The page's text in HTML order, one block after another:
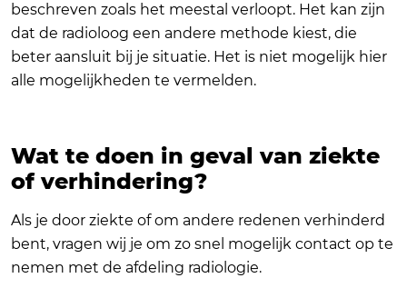
beschreven zoals het meestal verloopt. Het kan zijn
dat de radioloog een andere methode kiest, die
beter aansluit bij je situatie. Het is niet mogelijk hier
alle mogelijkheden te vermelden.
Wat te doen in geval van ziekte
of verhindering?
Als je door ziekte of om andere redenen verhinderd
bent, vragen wij je om zo snel mogelijk contact op te
nemen met de afdeling radiologie.